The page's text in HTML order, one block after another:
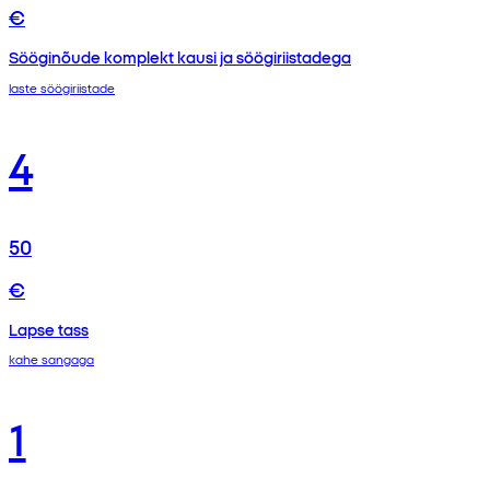
€
Sööginõude komplekt kausi ja söögiriistadega
laste söögiriistade
4
50
€
Lapse tass
kahe sangaga
1